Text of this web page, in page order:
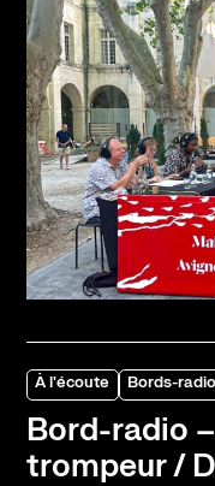
À l'écoute Bords-
Bord-radio
trompeur /